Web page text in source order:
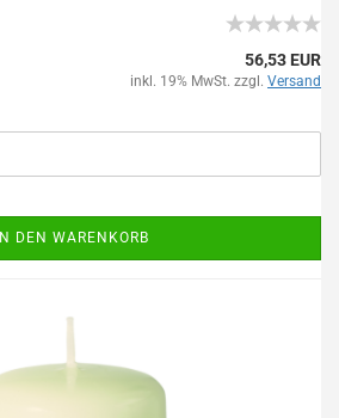
56,53 EUR
inkl. 19% MwSt. zzgl. Versand
IN DEN WARENKORB